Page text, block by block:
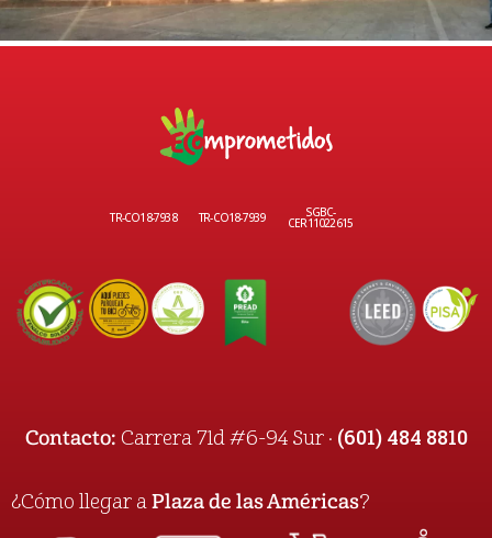
TR-CO18-7938 TR-CO18-7939 SGBC-
CER11022615
Contacto: Carrera 71d #6-94 Sur · (601) 484 8810
¿Cómo llegar a Plaza de las Américas?